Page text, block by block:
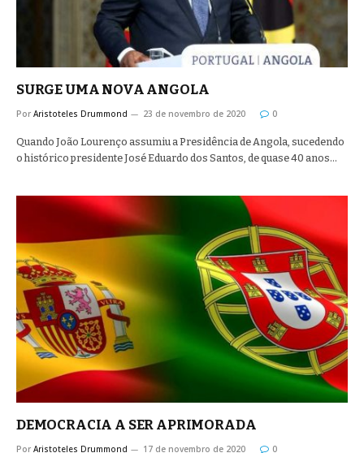
SURGE UMA NOVA ANGOLA
Por Aristoteles Drummond 23 de novembro de 2020 0
Quando João Lourenço assumiu a Presidência de Angola, sucedendo
o histórico presidente José Eduardo dos Santos, de quase 40 anos…
DEMOCRACIA A SER APRIMORADA
Por Aristoteles Drummond 17 de novembro de 2020 0